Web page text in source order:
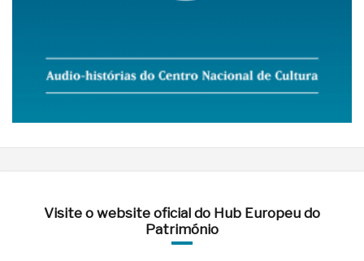
Visite o website oficial do Hub Europeu do
Património